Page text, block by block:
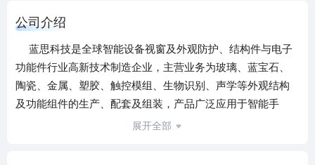
公司介绍
蓝思科技是全球智能设备视窗及外观防护、结构件与电子
功能件行业高新技术制造企业，主营业务为玻璃、蓝宝石、
陶瓷、金属、塑胶、触控模组、生物识别、声学等外观结构
及功能组件的生产、配套及组装，产品广泛应用于智能手
机、智能穿戴、平板电脑、笔记本电脑、一体式电脑、新能
展开全部